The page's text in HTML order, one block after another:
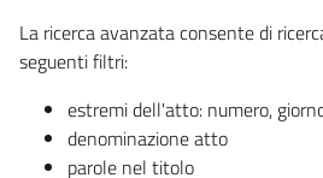
La ricerca avanzata consente di
seguenti filtri:
estremi dell'atto: numero,
denominazione atto
parole nel titolo